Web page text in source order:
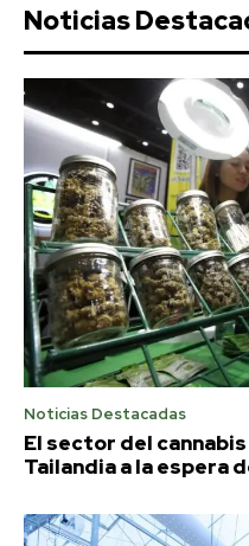
Noticias
Noticias Destacadas
El sector del
Tailandia a la espera